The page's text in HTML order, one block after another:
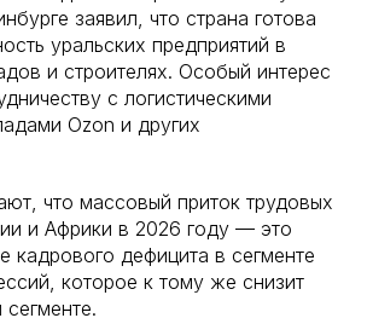
заявил, что страна готова
уральских предприятий в
и строителях. Особый интерес
с логистическими
Ozon и других
что массовый приток трудовых
и Африки в 2026 году — это
кадрового дефицита в сегменте
которое к тому же снизит